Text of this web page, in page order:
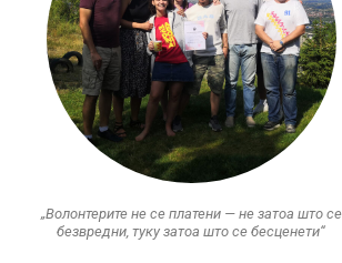
„Волонтерите не се платени — не затоа што се
безвредни, туку затоа што се бесценети“